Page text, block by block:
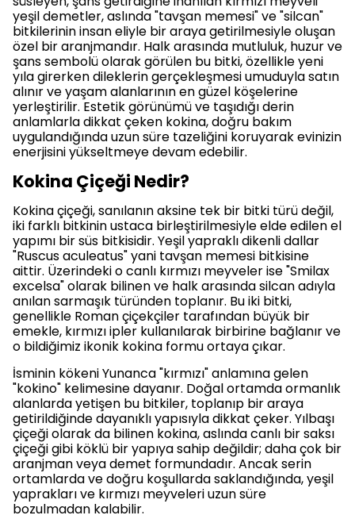
yeşil demetler, aslında "tavşan memesi" ve "silcan"
bitkilerinin insan eliyle bir araya getirilmesiyle oluşan
özel bir aranjmandır. Halk arasında mutluluk, huzur ve
şans sembolü olarak görülen bu bitki, özellikle yeni
yıla girerken dileklerin gerçekleşmesi umuduyla satın
alınır ve yaşam alanlarının en güzel köşelerine
yerleştirilir. Estetik görünümü ve taşıdığı derin
anlamlarla dikkat çeken kokina, doğru bakım
uygulandığında uzun süre tazeliğini koruyarak evinizin
enerjisini yükseltmeye devam edebilir.
Kokina Çiçeği Nedir?
Kokina çiçeği, sanılanın aksine tek bir bitki türü değil,
iki farklı bitkinin ustaca birleştirilmesiyle elde edilen el
yapımı bir süs bitkisidir. Yeşil yapraklı dikenli dallar
"Ruscus aculeatus" yani tavşan memesi bitkisine
aittir. Üzerindeki o canlı kırmızı meyveler ise "Smilax
excelsa" olarak bilinen ve halk arasında silcan adıyla
anılan sarmaşık türünden toplanır. Bu iki bitki,
genellikle Roman çiçekçiler tarafından büyük bir
emekle, kırmızı ipler kullanılarak birbirine bağlanır ve
o bildiğimiz ikonik kokina formu ortaya çıkar.
İsminin kökeni Yunanca "kırmızı" anlamına gelen
"kokino" kelimesine dayanır. Doğal ortamda ormanlık
alanlarda yetişen bu bitkiler, toplanıp bir araya
getirildiğinde dayanıklı yapısıyla dikkat çeker. Yılbaşı
çiçeği olarak da bilinen kokina, aslında canlı bir saksı
çiçeği gibi köklü bir yapıya sahip değildir; daha çok bir
aranjman veya demet formundadır. Ancak serin
ortamlarda ve doğru koşullarda saklandığında, yeşil
yaprakları ve kırmızı meyveleri uzun süre
bozulmadan kalabilir.